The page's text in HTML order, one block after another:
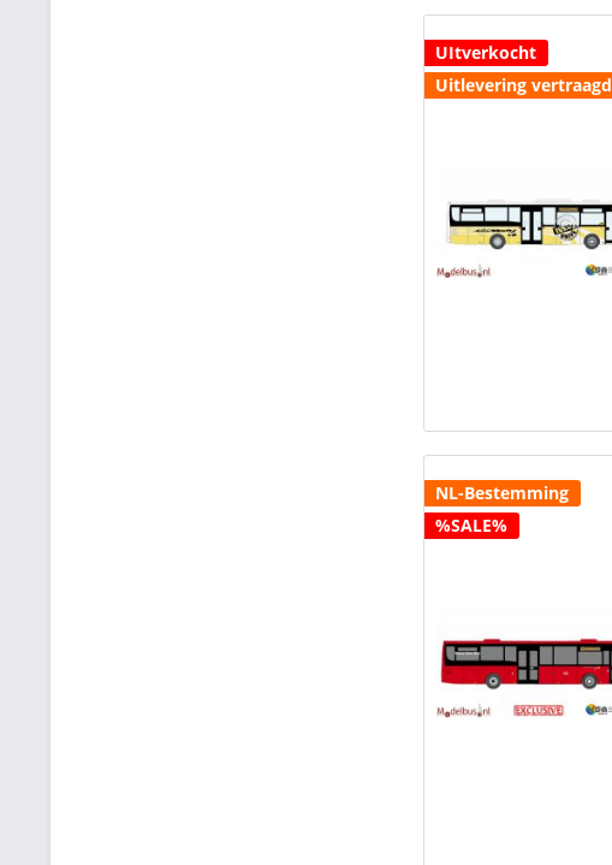
UItverkocht
Uitlevering
NL-Bestemming
%SALE%